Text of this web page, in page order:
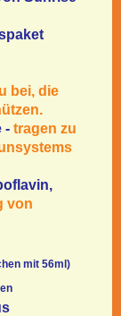
bei, die
- tragen zu
von
mit 56ml)